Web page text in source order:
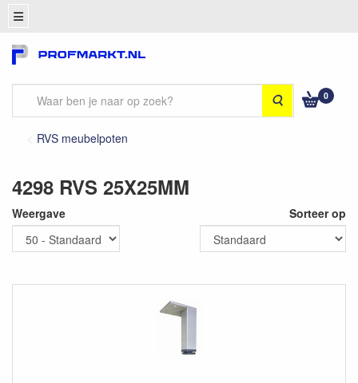
Zoeken 0
RVS meubelpoten
4298 RVS 25X25MM
Weergave Sorteer op